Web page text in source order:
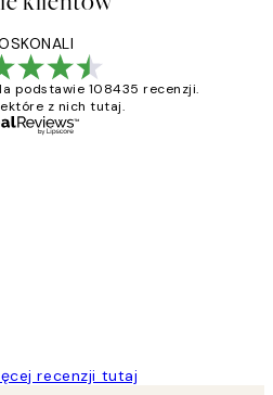
podstawie 108435 recenzji.
z nich tutaj.
recenzji tutaj